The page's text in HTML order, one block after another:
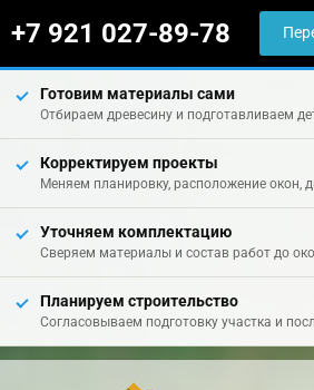
+7 921 027-89-78
Готовим материалы сами
Отбираем древесину и подготавливаем
Корректируем проекты
Меняем планировку, расположение окон,
Уточняем комплектацию
Сверяем материалы и состав работ до
Планируем строительство
Согласовываем подготовку участка и